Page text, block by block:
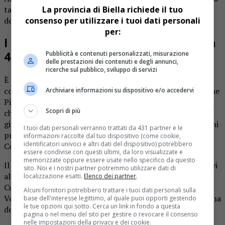
tampone di verifica, dopo la malattia e in attesa dell’esito
del secondo.
I decessi salgono complessivamente a
4.119
È
il decesso di persona positiva al test del Covid-19
comunicato nel pomeriggio dall’Unità di Crisi della Regione
Piemonte, non registrato nella giornata di oggi (si ricorda
che il dato di aggiornamento cumulativo comunicato
giornalmente comprende anche decessi avvenuti nei giorni
precedenti e solo successivamente accertati come decessi
Covid).
Il totale complessivo sale a4.119deceduti risultati positivi
al virus: 677 Alessandria, 255 Asti,208 Biella (+
Cuneo, 370 Novara, 1817 Torino, 222 Vercelli, 132
Verbano-Cusio-Ossola, oltre a 40 residenti fuori regione ma
deceduti in Piemonte.
La provincia di Biella richiede il tuo
consenso per utilizzare i tuoi dati personali
per:
Pubblicità e contenuti personalizzati, misurazione
delle prestazioni dei contenuti e degli annunci,
ricerche sul pubblico, sviluppo di servizi
Archiviare informazioni su dispositivo e/o accedervi
Scopri di più
I tuoi dati personali verranno trattati da 431 partner e le
informazioni raccolte dal tuo dispositivo (come cookie,
identificatori univoci e altri dati del dispositivo) potrebbero
essere condivise con questi ultimi, da loro visualizzate e
memorizzate oppure essere usate nello specifico da questo
sito. Noi e i nostri partner potremmo utilizzare dati di
localizzazione esatti. Elenco dei partner.
Alcuni fornitori potrebbero trattare i tuoi dati personali sulla
base dell'interesse legittimo, al quale puoi opporti gestendo
le tue opzioni qui sotto. Cerca un link in fondo a questa
pagina o nel menu del sito per gestire o revocare il consenso
nelle impostazioni della privacy e dei cookie.